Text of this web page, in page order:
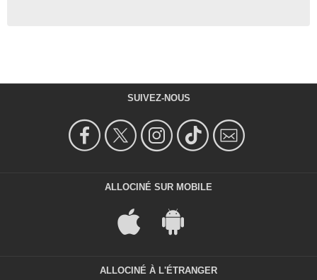
SUIVEZ-NOUS
ALLOCINÉ SUR MOBILE
ALLOCINÉ À L'ÉTRANGER